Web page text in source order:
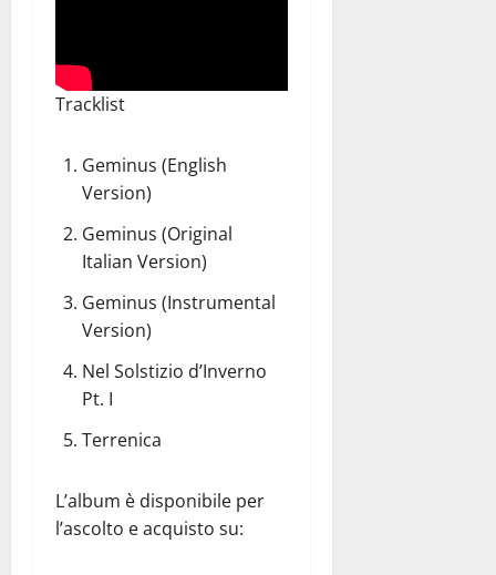
Tracklist
Geminus (English
Version)
Geminus (Original
Italian Version)
Geminus (Instrumental
Version)
Nel Solstizio d’Inverno
Pt. I
Terrenica
L’album è disponibile per
l’ascolto e acquisto su: